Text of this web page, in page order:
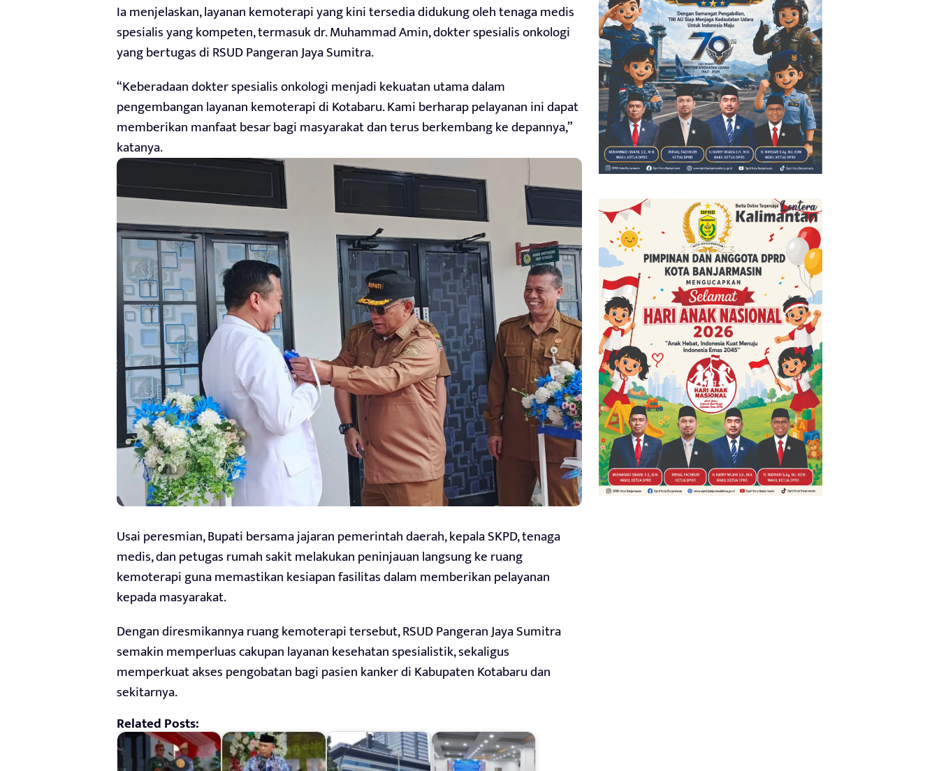
Ia menjelaskan, layanan kemoterapi yang kini tersedia didukung oleh tenaga medis
spesialis yang kompeten, termasuk dr. Muhammad Amin, dokter spesialis onkologi
yang bertugas di RSUD Pangeran Jaya Sumitra.
“Keberadaan dokter spesialis onkologi menjadi kekuatan utama dalam
pengembangan layanan kemoterapi di Kotabaru. Kami berharap pelayanan ini dapat
memberikan manfaat besar bagi masyarakat dan terus berkembang ke depannya,”
katanya.
Usai peresmian, Bupati bersama jajaran pemerintah daerah, kepala SKPD, tenaga
medis, dan petugas rumah sakit melakukan peninjauan langsung ke ruang
kemoterapi guna memastikan kesiapan fasilitas dalam memberikan pelayanan
kepada masyarakat.
Dengan diresmikannya ruang kemoterapi tersebut, RSUD Pangeran Jaya Sumitra
semakin memperluas cakupan layanan kesehatan spesialistik, sekaligus
memperkuat akses pengobatan bagi pasien kanker di Kabupaten Kotabaru dan
sekitarnya.
Related Posts: